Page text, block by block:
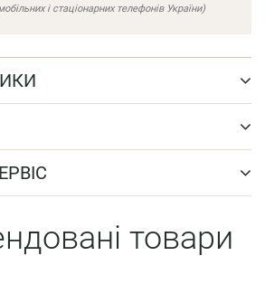
і стаціонарних телефонів України)
товари